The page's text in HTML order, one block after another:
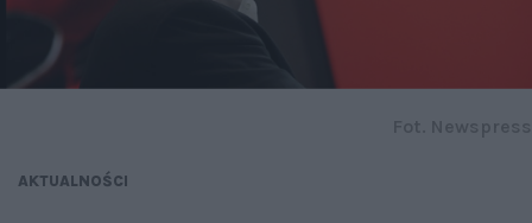
AKTUALNOŚCI